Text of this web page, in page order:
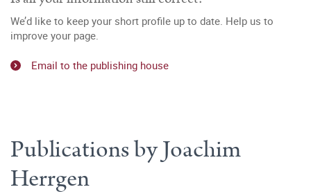
We’d like to keep your short profile up to date. Help us to
improve your page.
Email to the publishing house
Publications by Joachim
Herrgen